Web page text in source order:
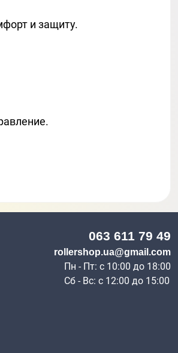
и защиту.
063 611 79 49
rollershop.ua@gmail.com
Пн - Пт: с 10:00 до 18:00
Сб - Вс: с 12:00 до 15:00